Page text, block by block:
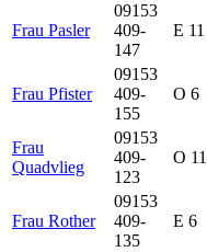
Frau Pasler
09153
409-
147
E 11
Frau Pfister
09153
409-
155
O 6
Frau
Quadvlieg
09153
409-
123
O 11
Frau Rother
09153
409-
135
E 6